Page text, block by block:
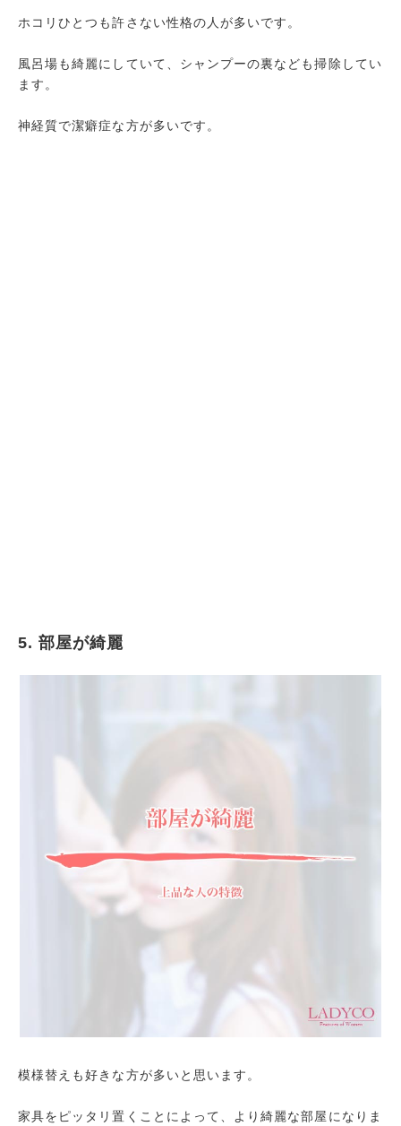
ホコリひとつも許さない性格の人が多いです。
風呂場も綺麗にしていて、シャンプーの裏なども掃除してい
ます。
神経質で潔癖症な方が多いです。
5. 部屋が綺麗
模様替えも好きな方が多いと思います。
家具をピッタリ置くことによって、より綺麗な部屋になりま